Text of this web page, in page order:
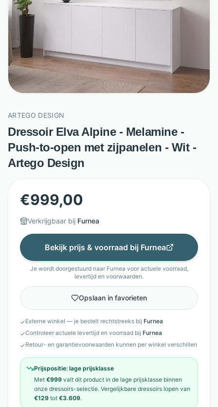
ARTEGO DESIGN
Dressoir Elva Alpine - Melamine -
Push-to-open met zijpanelen - Wit -
Artego Design
€999,00
Verkrijgbaar bij Furnea
Bekijk prijs & voorraad bij Furnea
Je wordt doorgestuurd naar Furnea voor actuele voorraad,
levertijd en voorwaarden.
Opslaan in favorieten
✓Externe winkel — je bestelt rechtstreeks bij Furnea
✓Controleer actuele levertijd en voorraad bij Furnea
✓Retour- en garantievoorwaarden kunnen per winkel verschillen
Prijspositie: lage prijsklasse
Met €999 valt dit product in de lage prijsklasse binnen
onze dressoirs-selectie. Vergelijkbare dressoirs lopen van
€129 tot €3.609.